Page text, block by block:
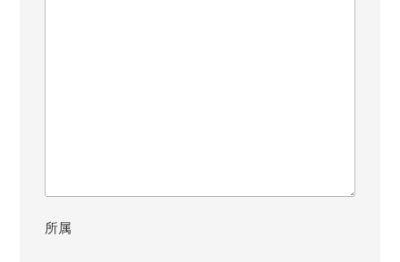
所属